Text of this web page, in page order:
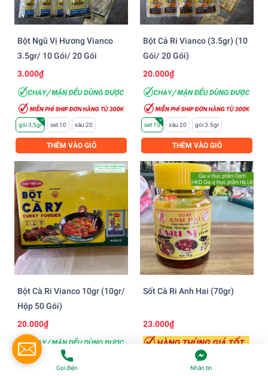
Bột Ngũ Vị Hương Vianco
3.5gr/ 10 Gói/ 20 Gói
3.000₫
gói 3,5gr set 10 xâu 20
THÊM VÀO GIỎ
Bột Cà Ri Vianco (3.5gr) (10
Gói/ 20 Gói)
20.000₫
set 10 xâu 20 gói 3.5gr
THÊM VÀO GIỎ
Bột Cà Ri Vianco 10gr (10gr/
Hộp 50 Gói)
20.000₫
Sốt Cà Ri Anh Hai (70gr)
23.000₫
Gọi điện Nhắn tin